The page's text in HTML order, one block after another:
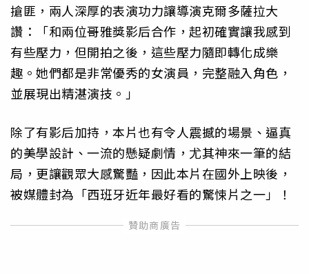
搶匪，兩人深厚的表演功力讓導演克爾多薩拉大
讚：「和兩位哥雅獎影后合作，起初確實讓我感到
有些壓力，但開拍之後，這些壓力隨即轉化成樂
趣。她們都是非常優秀的女演員，完整融入角色，
並展現出精湛演技。」
除了有影后加持，本片也有令人震撼的場景、逼真
的美學設計、一流的懸疑劇情，尤其神來一筆的結
局，更讓觀眾大感驚豔，因此本片在國外上映後，
被媒體封為「西班牙近年最好看的驚悚片之一」！